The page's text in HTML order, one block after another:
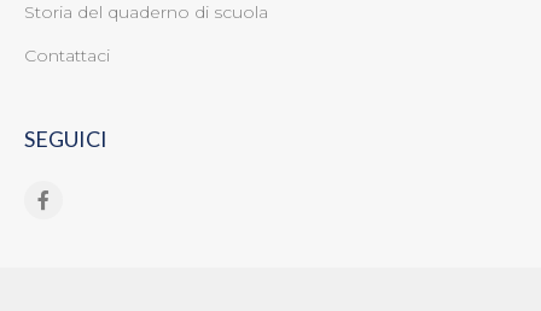
Storia del quaderno di scuola
Contattaci
SEGUICI